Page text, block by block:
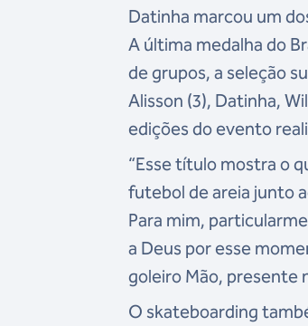
Datinha marcou um
A última medalha do
de grupos, a seleção
Alisson (3), Datinha,
edições do evento
“Esse título mostra o
futebol de areia junto
Para mim,
a Deus por esse
goleiro Mão, presente
O skateboarding